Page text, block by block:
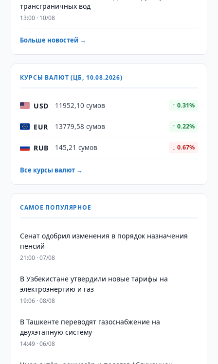
трансграничных вод
13:00 · 10/08
Больше новостей →
КУРСЫ ВАЛЮТ (ЦБ, 10.08.2026)
USD 11952,10 сумов ↑ 0.31%
EUR 13779,58 сумов ↑ 0.22%
RUB 145,21 сумов ↓ 0.67%
Все курсы валют →
САМОЕ ПОПУЛЯРНОЕ
Сенат одобрил изменения в порядок назначения
пенсий
21:00 · 07/08
В Узбекистане утвердили новые тарифы на
электроэнергию и газ
19:06 · 08/08
В Ташкенте переводят газоснабжение на
двухэтапную систему
14:49 · 06/08